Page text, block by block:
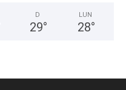
D
29°
LUN
28°